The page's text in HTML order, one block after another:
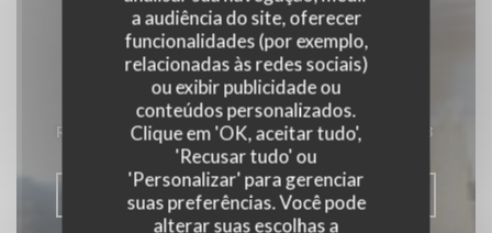
a audiência do site, oferecer
funcionalidades (por exemplo,
relacionadas às redes sociais)
ou exibir publicidade ou
conteúdos personalizados.
Clique em 'OK, aceitar tudo',
'Recusar tudo' ou
'Personalizar' para gerenciar
suas preferências. Você pode
alterar suas escolhas a
Robert et Louise
RESTAURANTE TRADICIONAL| PARIS 3
RESERVAR UMA MESA